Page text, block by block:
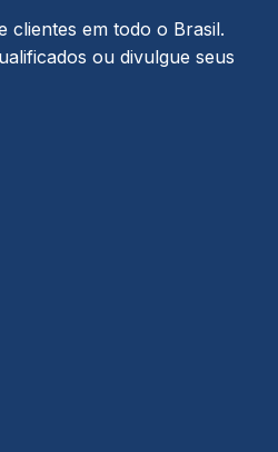
clientes em todo o Brasil.
ou divulgue seus